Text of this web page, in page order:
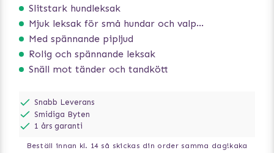
Slitstark hundleksak
Mjuk leksak för små hundar och valpar.
Med spännande pipljud
Rolig och spännande leksak
Snäll mot tänder och tandkött
Snabb Leverans
Smidiga Byten
1 års garanti
Beställ innan kl. 14 så skickas din order samma dag!kaka